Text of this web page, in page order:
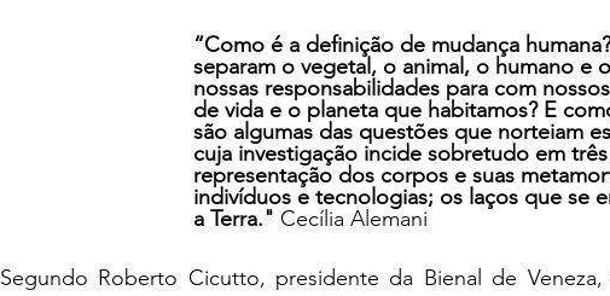
“Como é a definição de mudança
separam o vegetal, o animal, o humano e
nossas responsabilidades para com
de vida e o planeta que habitamos? E
são algumas das questões que norteiam
cuja investigação incide sobretudo em
representação dos corpos e suas
indivíduos e tecnologias; os laços que se
a Terra." Cecília Alemani
Segundo Roberto Cicutto, presidente da Bienal de